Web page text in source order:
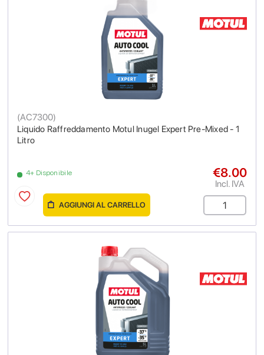
Liquido Raffreddamento Motul Inugel Expert Pre-Mixed - 1
Litro
(AC7300)
4+ Disponibile €8.00
Incl. IVA
AGGIUNGI AL CARRELLO